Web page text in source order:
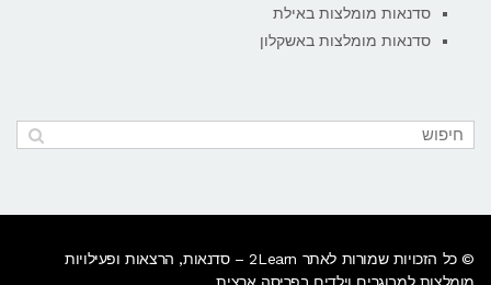
סדנאות מומלצות באילת
סדנאות מומלצות באשקלון
© כל הזכויות שמורות לאתר 2Learn – סדנאות, הרצאות ופעילויות